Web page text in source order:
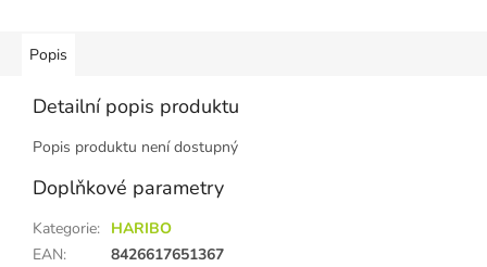
Popis
Detailní popis produktu
Popis produktu není dostupný
Doplňkové parametry
Kategorie: HARIBO
EAN: 8426617651367